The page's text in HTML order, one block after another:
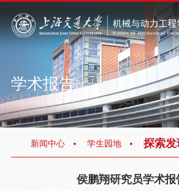
学术报告
新闻中心 学生园地 探索发
侯鹏翔研究员学术报